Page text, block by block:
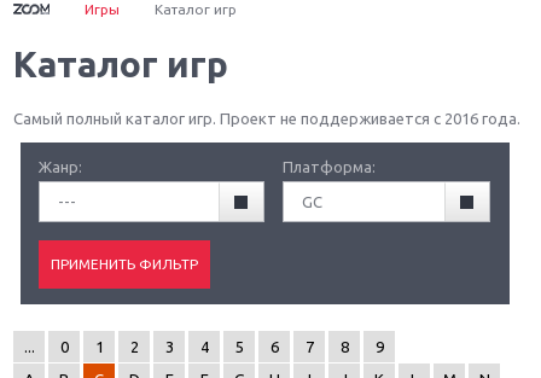
Игры Каталог игр
Каталог игр
Самый полный каталог игр. Проект не поддерживается с 2016 года.
Жанр:
---
Платформа:
GC
0 1 2 3 4 5 6 7 8
9